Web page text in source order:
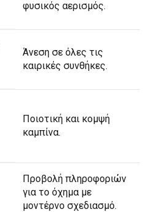
φυσικός αερισμός.
Άνεση σε όλες τις
καιρικές συνθήκες.
Ποιοτική και κομψή
καμπίνα.
Προβολή πληροφοριών
για το όχημα με
μοντέρνο σχεδιασμό.